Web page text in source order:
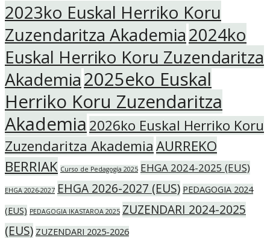
2023ko Euskal Herriko Koru
Zuzendaritza Akademia2024ko
Euskal Herriko Koru Zuzendaritza
Akademia2025eko Euskal
Herriko Koru Zuzendaritza
Akademia 2026ko Euskal Herriko Koru
Zuzendaritza AkademiaAURREKO
BERRIAK Curso de Pedagogía 2025 EHGA 2024-2025 (EUS)
EHGA 2026-2027 EHGA 2026-2027 (EUS) PEDAGOGIA 2024
(EUS) PEDAGOGIA IKASTAROA 2025 ZUZENDARI 2024-2025
(EUS) ZUZENDARI 2025-2026